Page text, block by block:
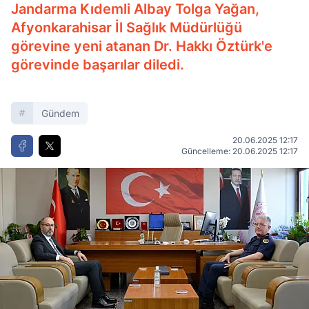
Jandarma Kıdemli Albay Tolga Yağan,
Afyonkarahisar İl Sağlık Müdürlüğü
görevine yeni atanan Dr. Hakkı Öztürk'e
görevinde başarılar diledi.
Gündem
20.06.2025 12:17
Güncelleme: 20.06.2025 12:17